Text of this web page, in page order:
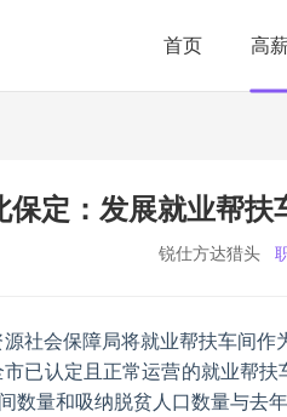
首页 高
保定：发展就业帮扶
锐仕方达猎头
社会保障局将就业帮扶车间作
已认定且正常运营的就业帮
数量和吸纳脱贫人口数量与去